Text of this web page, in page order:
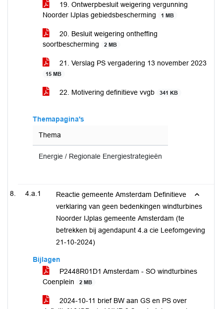
19. Ontwerpbesluit weigering vergunning
Noorder IJplas gebiedsbescherming
1 MB
20. Besluit weigering ontheffing
soortbescherming
2 MB
21. Verslag PS vergadering 13 november 2023
15 MB
22. Motivering definitieve vvgb 341 KB
Themapagina's
Thema
Energie / Regionale Energiestrategieën
4.a.1
Reactie gemeente Amsterdam Definitieve
verklaring van geen bedenkingen windturbines
Noorder IJplas gemeente Amsterdam (te
betrekken bij agendapunt 4.a cie Leefomgeving
21-10-2024)
Bijlagen
P2448R01D1 Amsterdam - SO windturbines
Coenplein
2 MB
2024-10-11 brief BW aan GS en PS over